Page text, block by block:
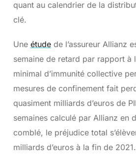
quant au calendrier de la
clé.
Une étudede l’assureur Allianz
semaine de retard par rapport à
minimal d’immunité collective
mesures de confinement fait
quasiment milliards d’euros de
semaines calculé par Allianz en
comblé, le préjudice total
milliards d’euros à la fin de